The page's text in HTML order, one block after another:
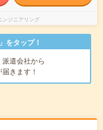
ンジニアリング
をタップ！
派遣会社から
届きます！